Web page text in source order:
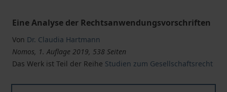
Eine Analyse der Rechtsanwendungsvorschriften
Von Dr. Claudia Hartmann
Nomos, 1. Auflage 2019, 538 Seiten
Das Werk ist Teil der Reihe Studien zum Gesellschaftsrecht